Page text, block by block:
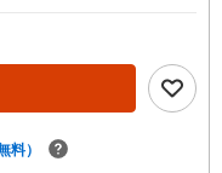
学される場合は「室
タンよりご希望の日時を
ご案内が可能です。◎現
い時間帯もご案内が可
宅や最寄り駅等、ご指定
料）